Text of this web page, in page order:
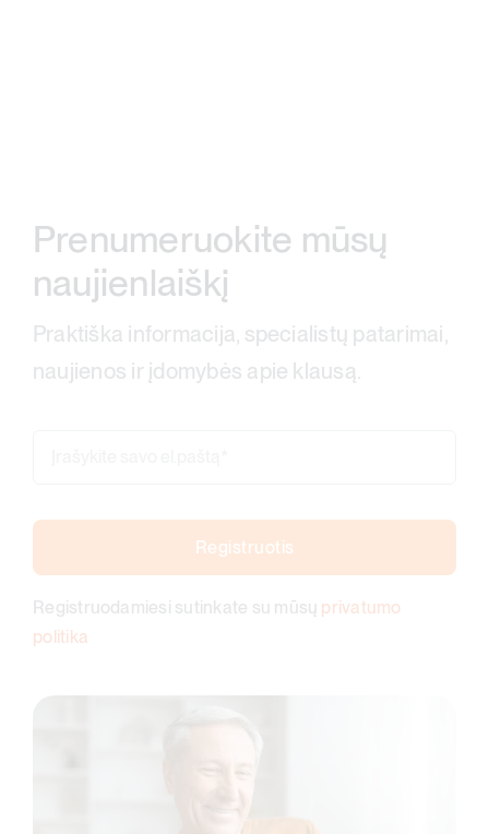
Prenumeruokite mūsų
naujienlaiškį
Praktiška informacija, specialistų patarimai,
naujienos ir įdomybės apie klausą.
Registruotis
Registruodamiesi sutinkate su mūsų privatumo
politika